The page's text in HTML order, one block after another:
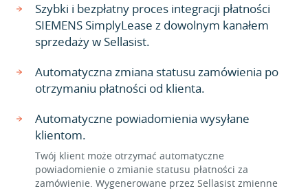
Szybki i bezpłatny proces integracji płatności
SIEMENS SimplyLease z dowolnym kanałem
sprzedaży w Sellasist.
Automatyczna zmiana statusu zamówienia po
otrzymaniu płatności od klienta.
Automatyczne powiadomienia wysyłane
klientom.
Twój klient może otrzymać automatyczne
powiadomienie o zmianie statusu płatności za
zamówienie. Wygenerowane przez Sellasist zmienne